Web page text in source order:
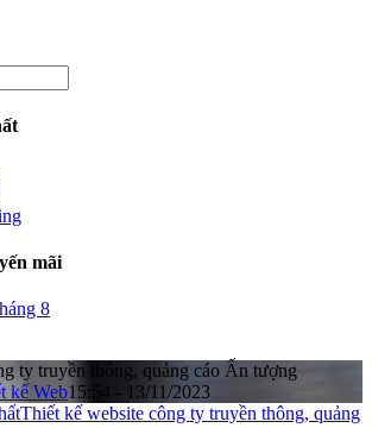
mãi
8
ty truyền thông, quảng cáo Ấn tượng
kế Web15:54 - 13/11/2023
Thiết kế website công ty truyền thông, quảng